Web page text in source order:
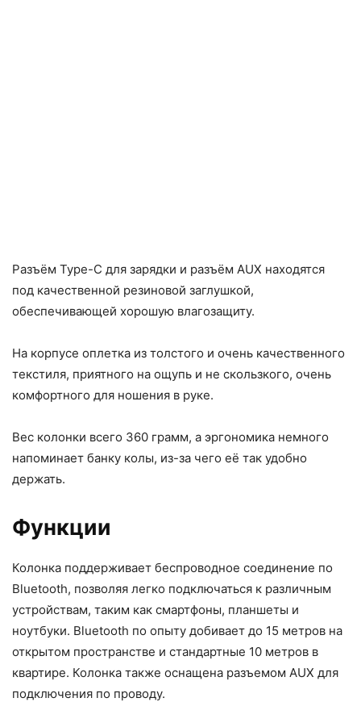
MUVO Play оранжевый, внешний вид
Разъём Type-C для зарядки и разъём AUX находятся
под качественной резиновой заглушкой,
обеспечивающей хорошую влагозащиту.
На корпусе оплетка из толстого и очень качественного
текстиля, приятного на ощупь и не скользкого, очень
комфортного для ношения в руке.
Вес колонки всего 360 грамм, а эргономика немного
напоминает банку колы, из-за чего её так удобно
держать.
Функции
Колонка поддерживает беспроводное соединение по
Bluetooth, позволяя легко подключаться к различным
устройствам, таким как смартфоны, планшеты и
ноутбуки. Bluetooth по опыту добивает до 15 метров на
открытом пространстве и стандартные 10 метров в
квартире. Колонка также оснащена разъемом AUX для
подключения по проводу.